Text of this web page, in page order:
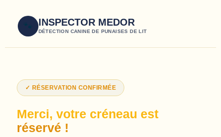
🐾 INSPECTOR MEDOR
DÉTECTION CANINE DE PUNAISES DE LIT
✓ RÉSERVATION CONFIRMÉE
Merci, votre créneau est
réservé !